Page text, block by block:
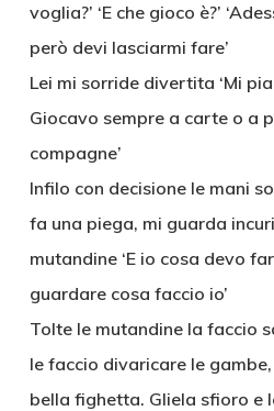
voglia?’ ‘E che gioco è?’
però devi lasciarmi fare’
Lei mi sorride divertita ‘Mi
Giocavo sempre a carte o a
compagne’
Infilo con decisione le mani
fa una piega, mi guarda
mutandine ‘E io cosa devo
guardare cosa faccio io’
Tolte le mutandine la faccio
le faccio divaricare le
bella fighetta. Gliela sfioro e